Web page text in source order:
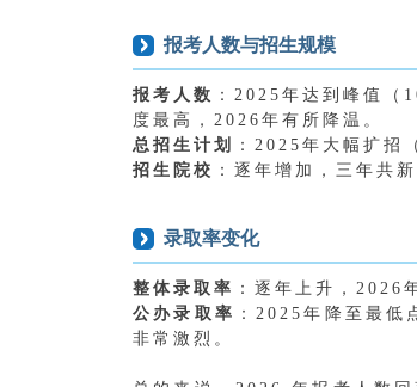
报考人数与招生规模
报考人数 ： 2025年达到峰值（
度最高，2026年有所降温。
总招生计划
： 2025年大幅扩招
招生院校 ： 逐年增加，三年共
录取率变化
整体录取率 ：逐年上升，2026
公办录取率 ：2025年降至最
非常激烈。